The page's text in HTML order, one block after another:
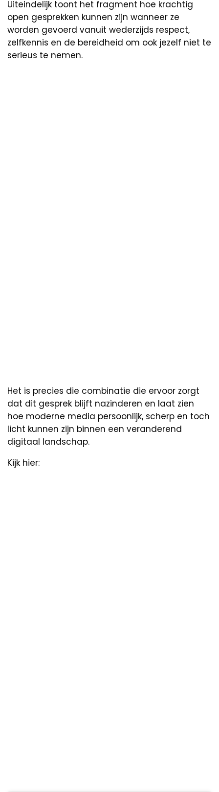
Uiteindelijk toont het fragment hoe krachtig
open gesprekken kunnen zijn wanneer ze
worden gevoerd vanuit wederzijds respect,
zelfkennis en de bereidheid om ook jezelf niet te
serieus te nemen.
Het is precies die combinatie die ervoor zorgt
dat dit gesprek blijft nazinderen en laat zien
hoe moderne media persoonlijk, scherp en toch
licht kunnen zijn binnen een veranderend
digitaal landschap.
Kijk hier: